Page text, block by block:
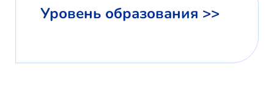
Уровень образования >>